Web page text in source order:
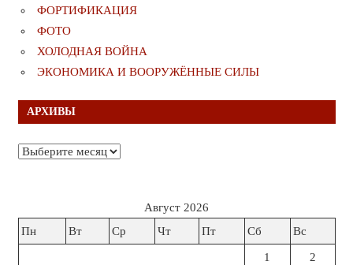
ФОРТИФИКАЦИЯ
ФОТО
ХОЛОДНАЯ ВОЙНА
ЭКОНОМИКА И ВООРУЖЁННЫЕ СИЛЫ
АРХИВЫ
Архивы
Август 2026
Пн
Вт Ср Чт Пт Сб Вс
1 2